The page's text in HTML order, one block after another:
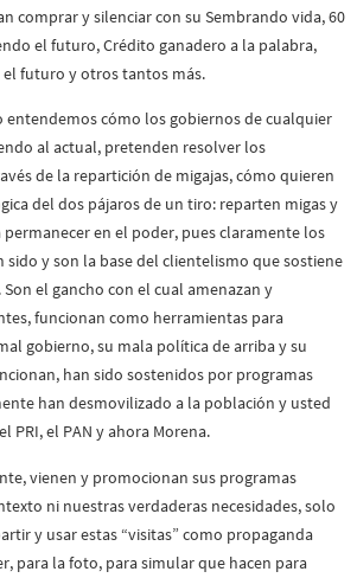
comprar y silenciar con su Sembrando vida, 60
el futuro, Crédito ganadero a la palabra,
futuro y otros tantos más.
entendemos cómo los gobiernos de cualquier
al actual, pretenden resolver los
de la repartición de migajas, cómo quieren
del dos pájaros de un tiro: reparten migas y
en el poder, pues claramente los
sido y son la base del clientelismo que sostiene
el gancho con el cual amenazan y
funcionan como herramientas para
gobierno, su mala política de arriba y su
han sido sostenidos por programas
han desmovilizado a la población y usted
PRI, el PAN y ahora Morena.
vienen y promocionan sus programas
ni nuestras verdaderas necesidades, solo
y usar estas “visitas” como propaganda
para la foto, para simular que hacen para